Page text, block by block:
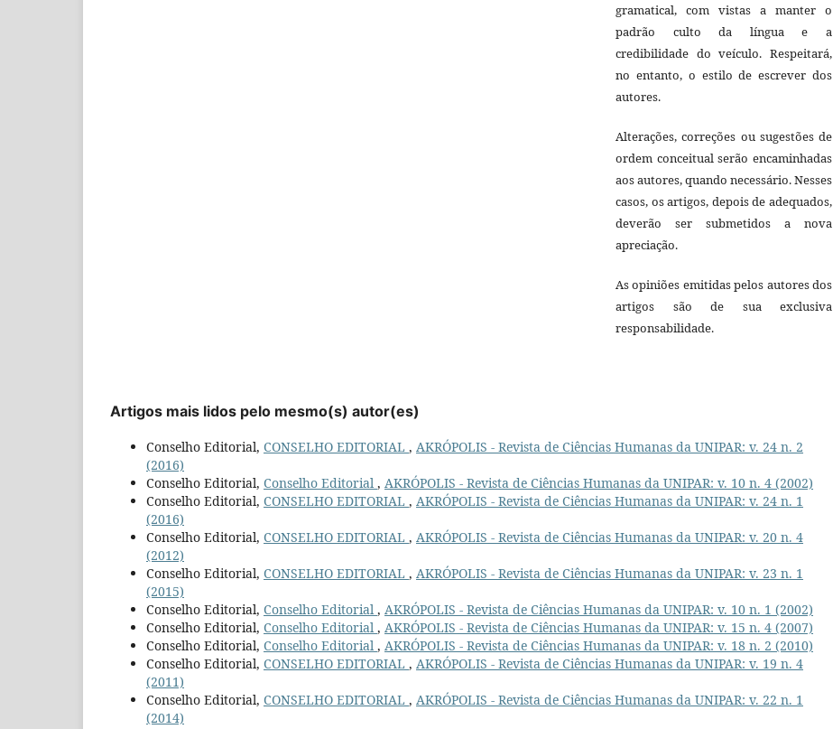
gramatical, com vistas a manter o
padrão culto da língua e a
credibilidade do veículo. Respeitará,
no entanto, o estilo de escrever dos
autores.
Alterações, correções ou sugestões de
ordem conceitual serão encaminhadas
aos autores, quando necessário. Nesses
casos, os artigos, depois de adequados,
deverão ser submetidos a nova
apreciação.
As opiniões emitidas pelos autores dos
artigos são de sua exclusiva
responsabilidade.
Artigos mais lidos pelo mesmo(s) autor(es)
Conselho Editorial, CONSELHO EDITORIAL , AKRÓPOLIS - Revista de Ciências Humanas da UNIPAR: v. 24 n. 2
(2016)
Conselho Editorial, Conselho Editorial , AKRÓPOLIS - Revista de Ciências Humanas da UNIPAR: v. 10 n. 4 (2002)
Conselho Editorial, CONSELHO EDITORIAL , AKRÓPOLIS - Revista de Ciências Humanas da UNIPAR: v. 24 n. 1
(2016)
Conselho Editorial, CONSELHO EDITORIAL , AKRÓPOLIS - Revista de Ciências Humanas da UNIPAR: v. 20 n. 4
(2012)
Conselho Editorial, CONSELHO EDITORIAL , AKRÓPOLIS - Revista de Ciências Humanas da UNIPAR: v. 23 n. 1
(2015)
Conselho Editorial, Conselho Editorial , AKRÓPOLIS - Revista de Ciências Humanas da UNIPAR: v. 10 n. 1 (2002)
Conselho Editorial, Conselho Editorial , AKRÓPOLIS - Revista de Ciências Humanas da UNIPAR: v. 15 n. 4 (2007)
Conselho Editorial, Conselho Editorial , AKRÓPOLIS - Revista de Ciências Humanas da UNIPAR: v. 18 n. 2 (2010)
Conselho Editorial, CONSELHO EDITORIAL , AKRÓPOLIS - Revista de Ciências Humanas da UNIPAR: v. 19 n. 4
(2011)
Conselho Editorial, CONSELHO EDITORIAL , AKRÓPOLIS - Revista de Ciências Humanas da UNIPAR: v. 22 n. 1
(2014)